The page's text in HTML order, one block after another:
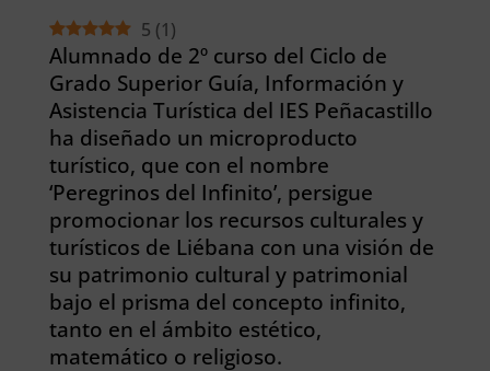
5 (1)
Alumnado de 2º curso del Ciclo de
Grado Superior Guía, Información y
Asistencia Turística del IES Peñacastillo
ha diseñado un microproducto
turístico, que con el nombre
‘Peregrinos del Infinito’, persigue
promocionar los recursos culturales y
turísticos de Liébana con una visión de
su patrimonio cultural y patrimonial
bajo el prisma del concepto infinito,
tanto en el ámbito estético,
matemático o religioso.